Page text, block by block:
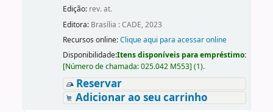
Edição: rev. at.
Editora: Brasília : CADE, 2023
Recursos online:Clique aqui para acessar online
Disponibilidade:Itens disponíveis para empréstimo:
[Número de chamada:025.042 M553] (1).
Reservar
Adicionar ao seu carrinho